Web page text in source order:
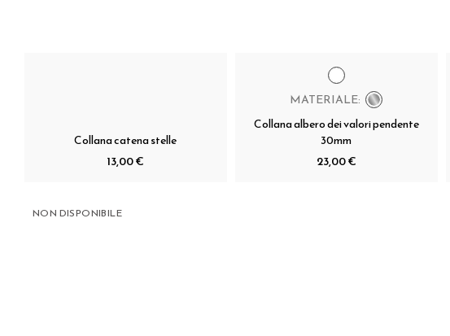
Collana catena stelle
13,00 €
MATERIALE:
Collana albero dei valori pendente
30mm
23,00 €
NON DISPONIBILE